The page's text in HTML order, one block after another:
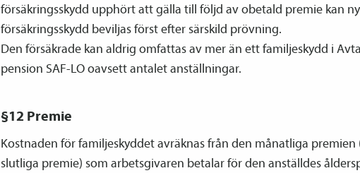
försäkringsskydd upphört att gälla till följd av obetald premie kan
försäkringsskydd beviljas först efter särskild prövning.
Den försäkrade kan aldrig omfattas av mer än ett familje­skydd i
pension SAF-LO oavsett antalet anställningar.
§12 Premie
Kostnaden för familje­skyddet avräknas från den månatliga
slutliga premie) som arbetsgivaren betalar för den anställdes